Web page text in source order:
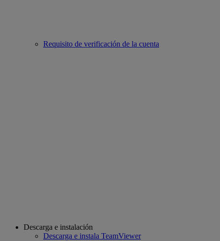
Requisito de verificación de la cuenta
Descarga e instalación
Descarga e instala TeamViewer